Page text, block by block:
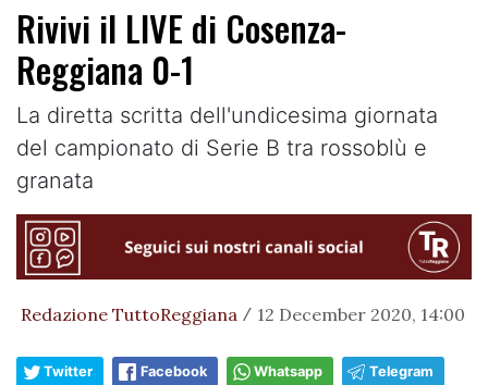
Rivivi il LIVE di Cosenza-
Reggiana 0-1
La diretta scritta dell'undicesima giornata
del campionato di Serie B tra rossoblù e
granata
Redazione TuttoReggiana / 12 December 2020, 14:00
Twitter Facebook Whatsapp Telegram